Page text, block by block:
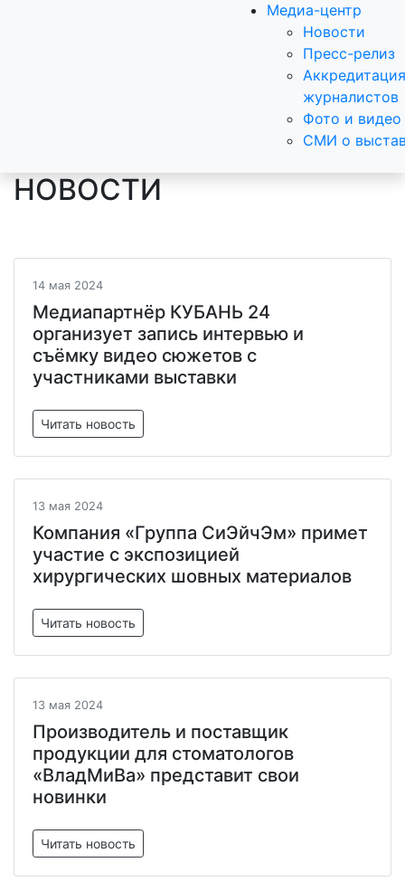
Медиа-центр
Новости
Пресс-релиз
Аккредитация
журналистов
Фото и видео
СМИ о
НОВОСТИ
14 мая 2024
Медиапартнёр КУБАНЬ 24
организует запись интервью и
съёмку видео сюжетов с
участниками выставки
Читать новость
13 мая 2024
Компания «Группа СиЭйчЭм» примет
участие с экспозицией
хирургических шовных материалов
Читать новость
13 мая 2024
Производитель и поставщик
продукции для стоматологов
«ВладМиВа» представит свои
новинки
Читать новость